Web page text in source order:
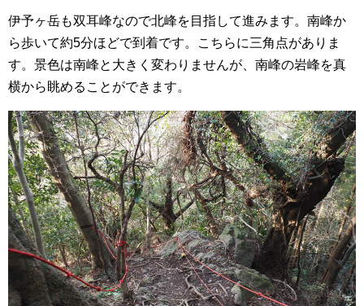
伊予ヶ岳も双耳峰なので北峰を目指して進みます。南峰か
ら歩いて約5分ほどで到着です。こちらに三角点がありま
す。景色は南峰と大きく変わりませんが、南峰の岩峰を真
横から眺めることができます。